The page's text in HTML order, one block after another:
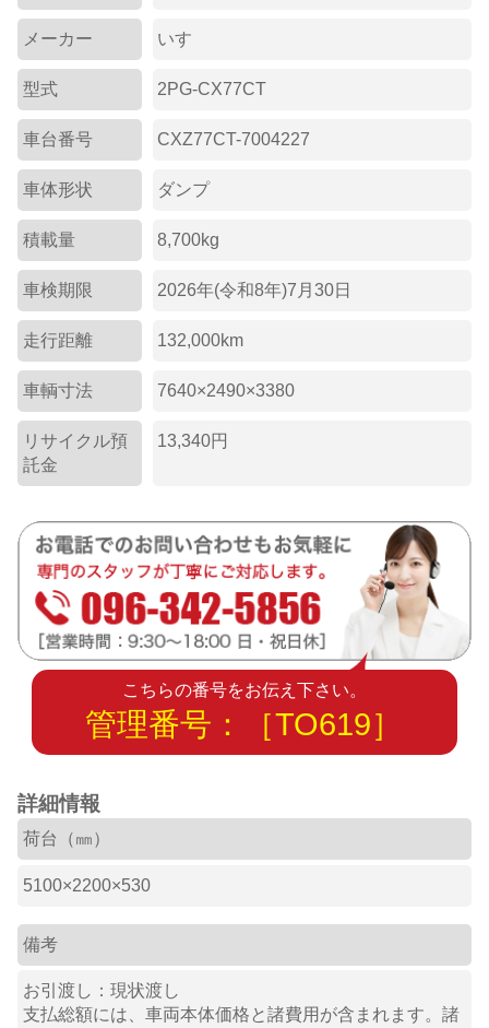
メーカー いすゞ
型式 2PG-CX77CT
車台番号 CXZ77CT-7004227
車体形状 ダンプ
積載量 8,700kg
車検期限 2026年(令和8年)7月30日
走行距離 132,000km
車輌寸法 7640×2490×3380
リサイクル預
託金
13,340円
こちらの番号をお伝え下さい。
管理番号：［TO619］
詳細情報
荷台（㎜）
5100×2200×530
備考
お引渡し：現状渡し
支払総額には、車両本体価格と諸費用が含まれます。諸